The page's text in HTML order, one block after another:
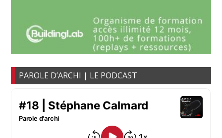
PAROLE D’ARCHI | LE PODCAST